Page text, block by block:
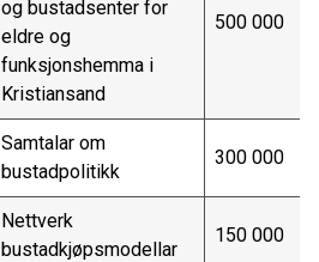
og bustadsenter for
eldre og
funksjonshemma i
Kristiansand
500 000
Samtalar om
bustadpolitikk
300 000
Nettverk
bustadkjøpsmodellar
150 000